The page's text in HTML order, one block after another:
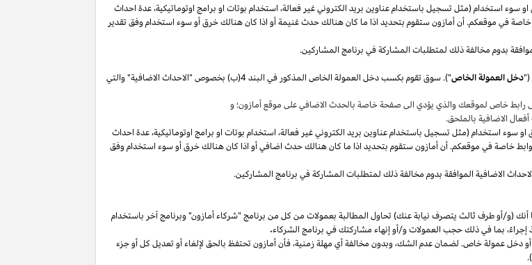
سوء استخدام (مثل تسجيل باستخدام عناوين بريد الكتروني غير فعالة، استخدام بوتات او برامج اوتوماتيكية،عدة احداث
خاصة في موقعكم. أن أمازون ستقوم بتحديد اذا ما كان هنالك حدث غنيمة أو اذا كان هنالك خرق أو سوء استخدام وفق تقدير
بدوم مخالفة ذلك لمتطلبات المشاركة في برنامج المشاركين.
("دخل العمولة الخاص
"). سوق تقوم بكسب دخل العمولة الخاص المذكور في البند 4(ب) بخصوص "الاحداث الاضافية" والتي
رابط خاص لموقعك والذي يؤدي الى صفحة خاصة بالحدث الاضافي على موقع أمازون؛ و
الاضافية بالملحق.
سوء استخدام (مثل تسجيل باستخدام عناوين بريد الكتروني غيرفعالة، استخدام بوتات او برامج اوتوماتيكية،عدة احداث
خاصة في موقعكم. أن أمازون ستقوم بتحديد اذا ما كان هنالك حدث اضافي أو اذا كان هنالك خرق أو سوء استخدام وفق
الاضافية الموافقة بدوم مخالفة ذلك لمتطلبات المشاركة في برنامج المشاركين.
أنك (و/أو طرف ثالث يتصرف نيابة عنك) تحاول المطالبة بعمولات من كل من برنامج "شركاء أمازون" وبرنامج آخر باستخدام
إجراءً، بما في ذلك حجب العمولات و/أو إنهاء مشاركتك في برنامج الشركاء.
دخل عمولة خاص. لضمان عدم الشك،وبدون مخالفة أي مهلةزمنية،فأن أمازون تحتفظ بالحق لإلغاء أو تعديل كل أو جزء